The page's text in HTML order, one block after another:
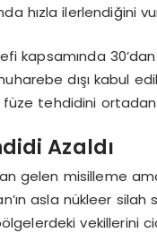
hızla ilerlendiğini
kapsamında
dışı kabul
tehdidini
Azaldı
gelen misilleme
asla nükleer
vekillerini